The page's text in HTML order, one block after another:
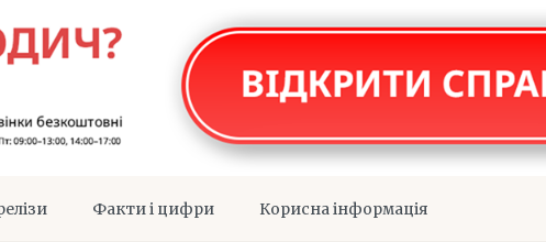
Факти і цифри Корисна інформація